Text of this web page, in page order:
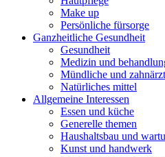
Make up
Persönliche fürsorge
Ganzheitliche Gesundheit
Gesundheit
Medizin und
Mündliche und
Natürliches mittel
Allgemeine Interessen
Essen und küche
Generelle themen
Haushaltsbau und
Kunst und handwerk